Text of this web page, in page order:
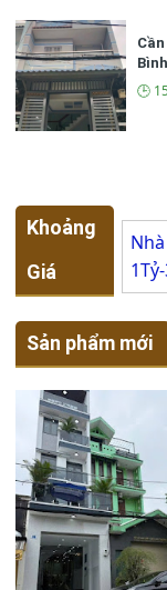
🏡 Thông tin
📌 Số phòng
📌 Số phòng vệ
📌 Chiều ngang
📌 Chiều dài
🪑 Nội thất
🕒
Khoảng
Giá
Nhà
Sản phẩm mới